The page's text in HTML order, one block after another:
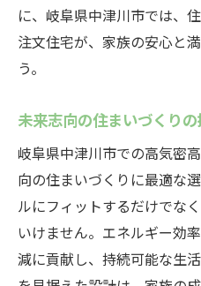
に、岐阜県中津川市では、
注文住宅が、家族の安心と
う。
未来志向の住まいづくり
岐阜県中津川市での高気密
向の住まいづくりに最適な
ルにフィットするだけでな
いけません。エネルギー効
減に貢献し、持続可能な生